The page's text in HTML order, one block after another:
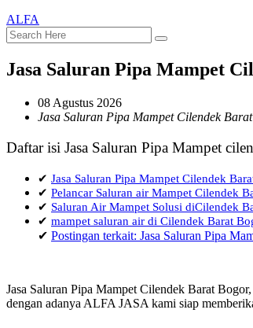
ALFA
Jasa Saluran Pipa Mampet
08 Agustus 2026
Jasa Saluran Pipa Mampet Cilendek
Daftar isi Jasa Saluran Pipa Mampet
✔ Jasa Saluran Pipa Mampet Cilendek
✔ Pelancar Saluran air Mampet Cilendek
✔ Saluran Air Mampet Solusi diCilendek
✔ mampet saluran air di Cilendek Barat
✔ Postingan terkait: Jasa Saluran Pipa
Jasa Saluran Pipa Mampet Cilendek Barat
dengan adanya ALFA JASA kami siap